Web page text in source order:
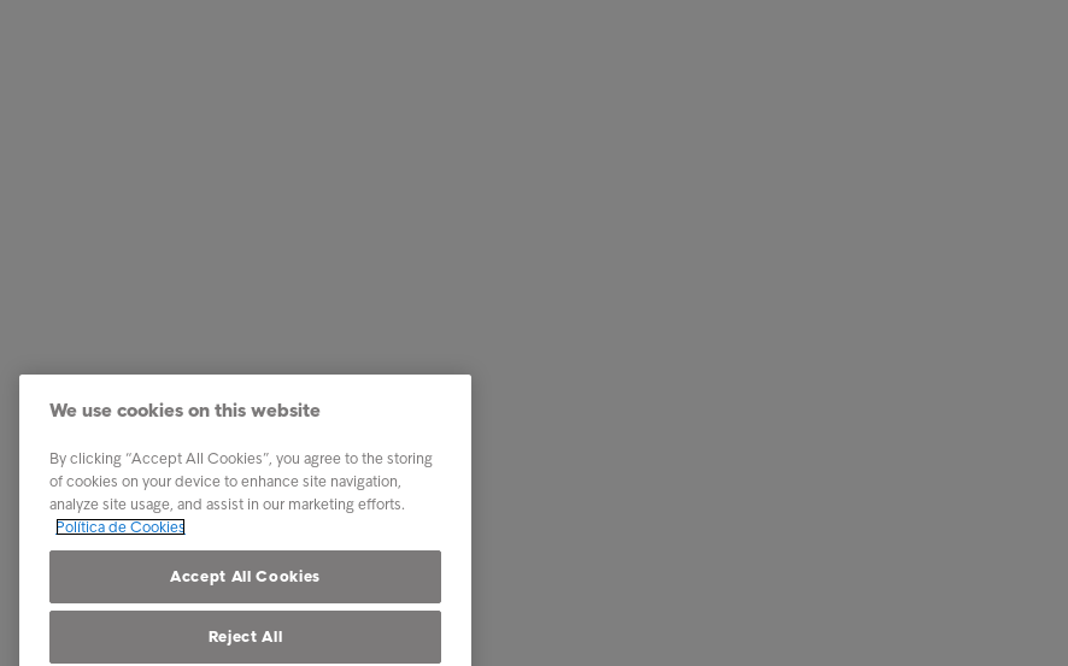
Relatórios e Análises
Sobre a Intrum
Contacto
Our locations
Os nossos Parceiros
We use cookies on this website
By clicking “Accept All Cookies”, you agree to the storing
of cookies on your device to enhance site navigation,
analyze site usage, and assist in our marketing efforts.
Política de Cookies
Accept All Cookies
Reject All